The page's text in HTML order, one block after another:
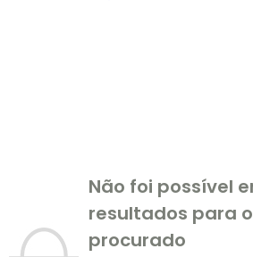
Não foi possível
resultados para
procurado